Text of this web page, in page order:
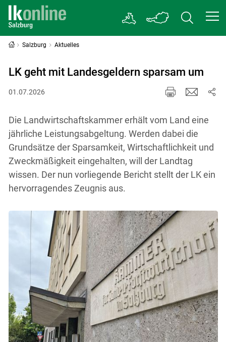
Salzburg Aktuelles
LK geht mit Landesgeldern sparsam um
01.07.2026
Die Landwirtschaftskammer erhält vom Land eine
jährliche Leistungsabgeltung. Werden dabei die
Grundsätze der Sparsamkeit, Wirtschaftlichkeit und
Zweckmäßigkeit eingehalten, will der Landtag
wissen. Der nun vorliegende Bericht stellt der LK ein
hervorragendes Zeugnis aus.